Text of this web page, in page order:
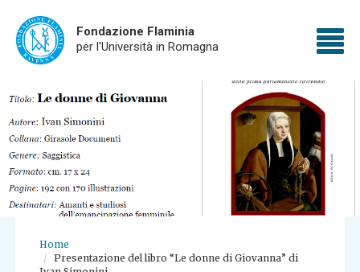
main
content
Fondazione Flaminia
per l'Università in Romagna
Home
Presentazione del libro “Le donne di Giovanna” di